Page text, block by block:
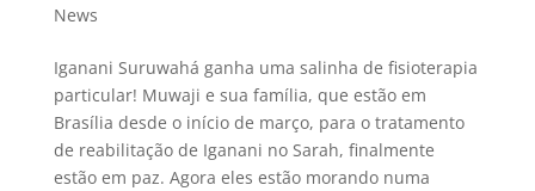
News
Iganani Suruwahá ganha uma salinha de fisioterapia
particular! Muwaji e sua família, que estão em
Brasília desde o início de março, para o tratamento
de reabilitação de Iganani no Sarah, finalmente
estão em paz. Agora eles estão morando numa